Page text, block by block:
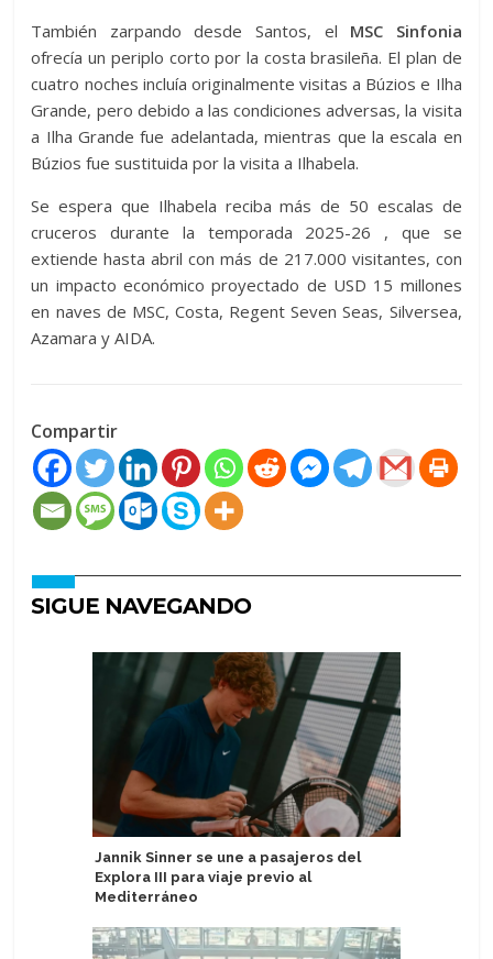
También zarpando desde Santos, el MSC Sinfonia
ofrecía un periplo corto por la costa brasileña. El plan de
cuatro noches incluía originalmente visitas a Búzios e Ilha
Grande, pero debido a las condiciones adversas, la visita
a Ilha Grande fue adelantada, mientras que la escala en
Búzios fue sustituida por la visita a Ilhabela.
Se espera que Ilhabela reciba más de 50 escalas de
cruceros durante la temporada 2025-26 , que se
extiende hasta abril con más de 217.000 visitantes, con
un impacto económico proyectado de USD 15 millones
en naves de MSC, Costa, Regent Seven Seas, Silversea,
Azamara y AIDA.
Compartir
SIGUE NAVEGANDO
Jannik Sinner se une a pasajeros del
Explora III para viaje previo al
Mediterráneo